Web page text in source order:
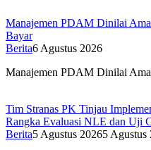
Manajemen PDAM Dinilai
Bayar
Berita6 Agustus 2026
Manajemen PDAM Dinilai
Tim Stranas PK Tinjau
Rangka Evaluasi NLE dan Uji
Berita5 Agustus 20265 Agustus